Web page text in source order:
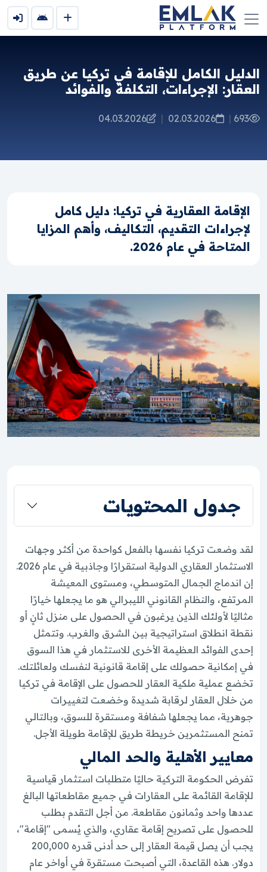
الدليل الكامل للإقامة في تركيا عن طريق
العقار: الإجراءات، التكلفة والفوائد
693
|
02.03.2026
|
04.03.2026
الإقامة العقارية في تركيا: دليل كامل
لإجراءات التقديم، التكاليف، وأهم المزايا
المتاحة في عام 2026.
جدول المحتويات
لقد وضعت تركيا نفسها بالفعل كواحدة من أكثر وجهات
الاستثمار العقاري الدولية استقرارًا وجاذبية في عام 2026.
إن اندماج الجمال المتوسطي، ومستوى المعيشة
المرتفع، والنظام القانوني الليبرالي هو ما يجعلها خيارًا
مثاليًا لأولئك الذين يرغبون في الحصول على منزل ثانٍ أو
نقطة انطلاق استراتيجية بين الشرق والغرب. وتتمثل
إحدى الفوائد العظيمة الأخرى للاستثمار في هذا السوق
في إمكانية حصولك على إقامة قانونية لنفسك ولعائلتك.
تخضع عملية ملكية العقار للحصول على الإقامة في تركيا
من خلال العقار لرقابة شديدة وخضعت لتغييرات
جوهرية، مما يجعلها شفافة ومستقرة للسوق، وبالتالي
تمنح المستثمرين خريطة طريق للإقامة طويلة الأجل.
معايير الأهلية والحد المالي
تفرض الحكومة التركية حاليًا متطلبات استثمار قياسية
للإقامة القائمة على العقارات في جميع مقاطعاتها البالغ
عددها واحد وثمانون مقاطعة. من أجل التقدم بطلب
للحصول على تصريح إقامة عقاري، والذي يُسمى "إقامة"،
يجب أن يصل قيمة العقار إلى حد أدنى قدره 200,000
دولار. هذه القاعدة، التي أصبحت مستقرة في أواخر عام